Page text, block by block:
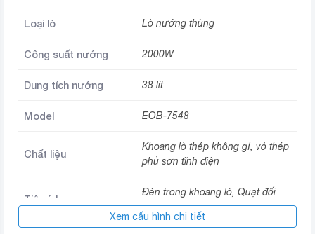
Loại lò Lò nướng thùng
Công suất nướng 2000W
Dung tích nướng 38 lít
Model EOB-7548
Chất liệu
Khoang lò thép không gỉ, vỏ thép
phủ sơn tĩnh điện
Tiện ích
Đèn trong khoang lò, Quạt đối
lưu, Nướng xiên quay
Xem cấu hình chi tiết